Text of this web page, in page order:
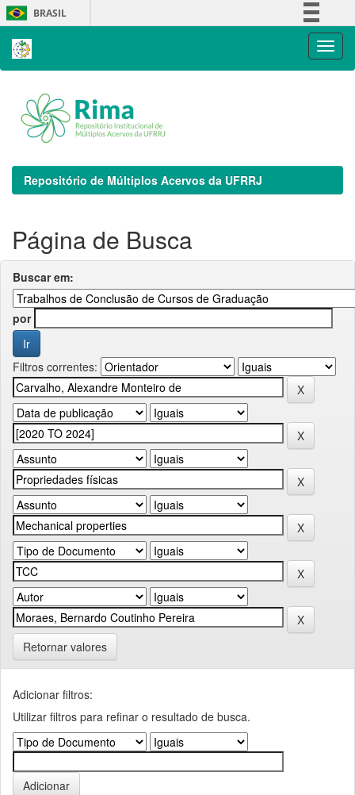
Skip
navigation
BRASIL
Repositório de Múltiplos Acervos da UFRRJ
Página de Busca
Buscar em:
por
Filtros correntes:
Retornar valores
Adicionar filtros:
Utilizar filtros para refinar o resultado de busca.